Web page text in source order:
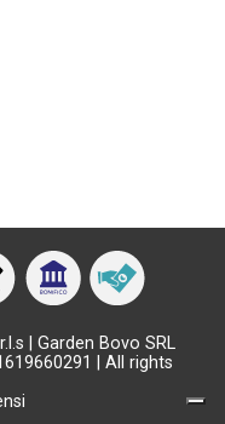
| Garden Bovo SRL
| All rights